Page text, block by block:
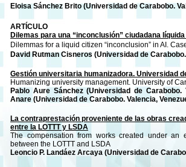
Eloisa Sánchez Brito (Universidad de Carabobo.
ARTÍCULO
Dilemas para una “inconclusión” ciudadana
Dilemmas for a liquid citizen “inconclusion” in AI.
David Rutman Cisneros (Universidad de
Gestión universitaria humanizadora. Universidad
Humanizing university management. University of
Pablo Aure Sánchez (Universidad de
Anare (Universidad de Carabobo. Valencia,
La contraprestación proveniente de las obras
entre la LOTTT y LSDA
The compensation from works created under an
between the LOTTT and LSDA
Leoncio P. Landáez Arcaya (Universidad de